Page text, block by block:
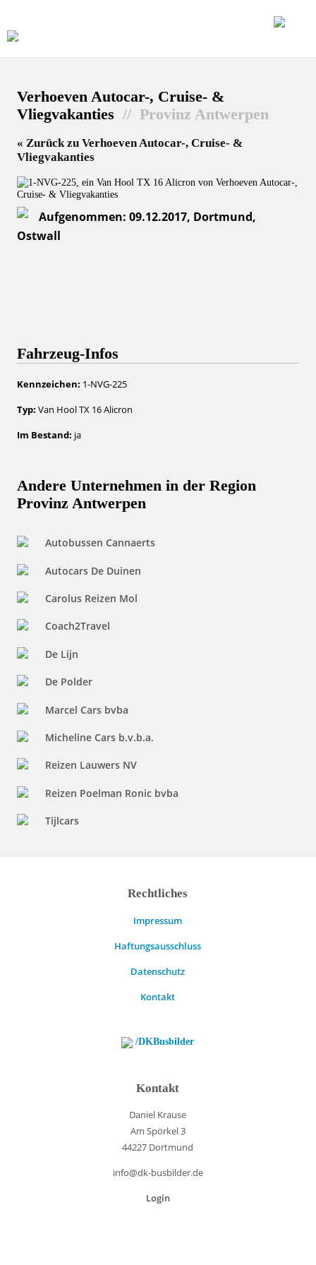
Verhoeven Autocar-, Cruise- &
Vliegvakanties // Provinz Antwerpen
« Zurück zu Verhoeven Autocar-, Cruise- &
Vliegvakanties
Aufgenommen: 09.12.2017, Dortmund,
Ostwall
Fahrzeug-Infos
Kennzeichen: 1-NVG-225
Typ: Van Hool TX 16 Alicron
Im Bestand: ja
Andere Unternehmen in der Region
Provinz Antwerpen
Autobussen Cannaerts
Autocars De Duinen
Carolus Reizen Mol
Coach2Travel
De Lijn
De Polder
Marcel Cars bvba
Micheline Cars b.v.b.a.
Reizen Lauwers NV
Reizen Poelman Ronic bvba
Tijlcars
Rechtliches
Impressum
Haftungsausschluss
Datenschutz
Kontakt
/DKBusbilder
Kontakt
Daniel Krause
Am Spörkel 3
44227 Dortmund
info@dk-busbilder.de
Login